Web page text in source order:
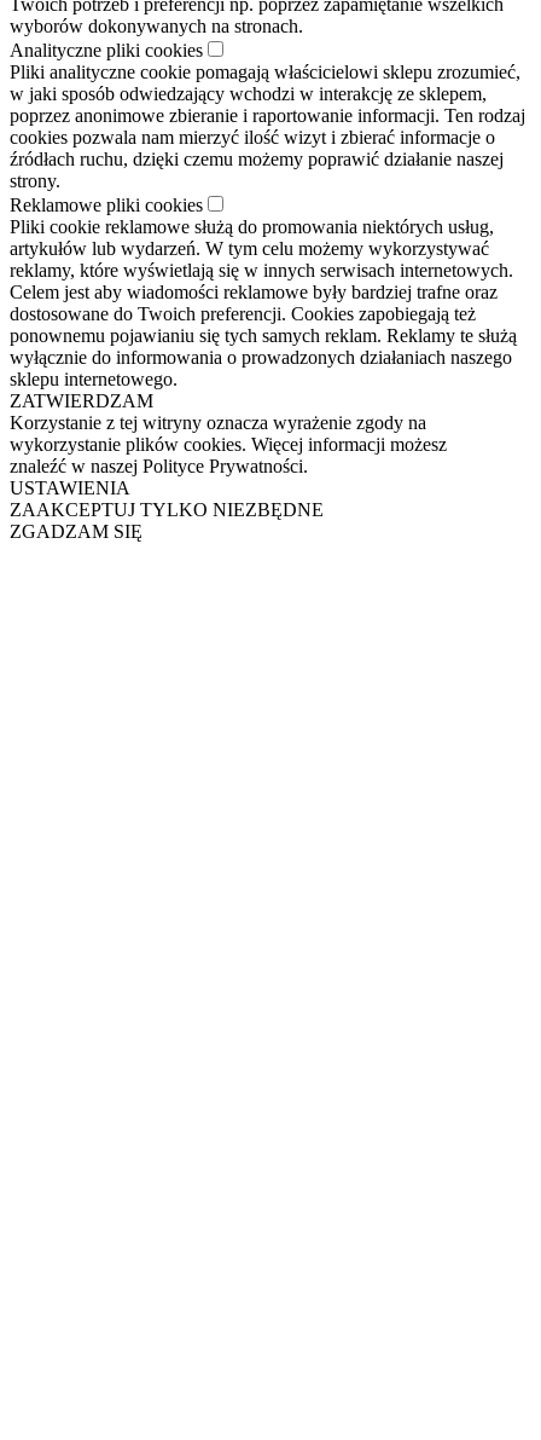
Twoich potrzeb i preferencji np. poprzez zapamiętanie wszelkich
wyborów dokonywanych na stronach.
Analityczne pliki cookies
Pliki analityczne cookie pomagają właścicielowi sklepu zrozumieć,
w jaki sposób odwiedzający wchodzi w interakcję ze sklepem,
poprzez anonimowe zbieranie i raportowanie informacji. Ten rodzaj
cookies pozwala nam mierzyć ilość wizyt i zbierać informacje o
źródłach ruchu, dzięki czemu możemy poprawić działanie naszej
strony.
Reklamowe pliki cookies
Pliki cookie reklamowe służą do promowania niektórych usług,
artykułów lub wydarzeń. W tym celu możemy wykorzystywać
reklamy, które wyświetlają się w innych serwisach internetowych.
Celem jest aby wiadomości reklamowe były bardziej trafne oraz
dostosowane do Twoich preferencji. Cookies zapobiegają też
ponownemu pojawianiu się tych samych reklam. Reklamy te służą
wyłącznie do informowania o prowadzonych działaniach naszego
sklepu internetowego.
ZATWIERDZAM
Korzystanie z tej witryny oznacza wyrażenie zgody na
wykorzystanie plików cookies. Więcej informacji możesz
znaleźć w naszej Polityce Prywatności.
USTAWIENIA
ZAAKCEPTUJ TYLKO NIEZBĘDNE
ZGADZAM SIĘ